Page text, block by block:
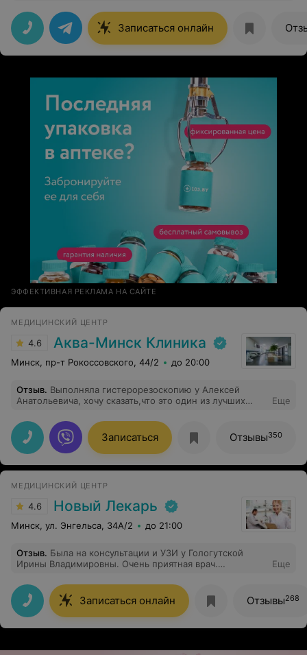
команду, которая работала на операции.
Профессионалы, абсолютно слаженная работа. Доктор
прекрасно справилась с поставленной задачей.
Абсолютная симметрия и та форма, о которой мы и
говорили. Тема очень интимная, но говорить с
связи с пациентом! Вежливая, рассудительная. А
главное подарила мне уверенность и красоту, о
которой я мечтала.
Записаться онлайн
ЭФФЕКТИВНАЯ РЕКЛАМА НА САЙТЕ
МЕДИЦИНСКИЙ ЦЕНТР
4.6 Аква-Минск Клиника
Минск, пр-т Рокоссовского, 44/2 до 20:00
Отзыв. Выполняла гистерорезоскопию у Алексей
Анатольевича, хочу сказать,что это один из лучших
делу,без лишних вопросов и ненужных анализов и
дообследований,очень спокойно себя чувствовала
себя под его руководством. Все тактично и аккуратно,
профессионал с большой буквы!
Еще
Записаться Отзывы350
МЕДИЦИНСКИЙ ЦЕНТР
4.6 Новый Лекарь
Минск, ул. Энгельса, 34А/2 до 21:00
Отзыв. Была на консультации и УЗИ у Гологутской
Ирины Владимировны. Очень приятная врач.
объяснила суть моей проблемы и дала четкие
рекомендации. Я довольна!
Еще
Записаться онлайн Отзывы268